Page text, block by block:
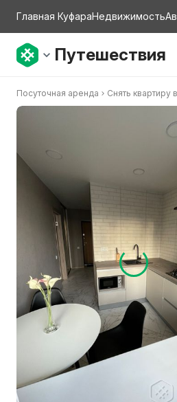
Главная КуфараНедвижимость
Путешествия
Посуточная аренда Снять квартиру